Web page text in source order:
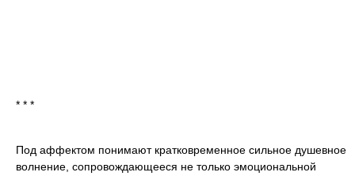
* * *
Под аффектом понимают кратковременное сильное душевное
волнение, сопровождающееся не только эмоциональной